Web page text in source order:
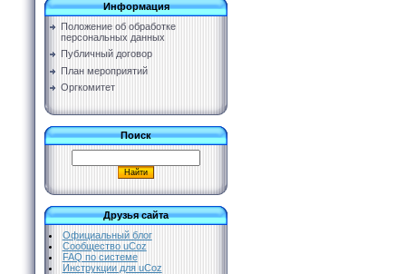
Информация
Положение об обработке
персональных данных
Публичный договор
План мероприятий
Оргкомитет
Поиск
Друзья сайта
Официальный блог
Сообщество uCoz
FAQ по системе
Инструкции для uCoz